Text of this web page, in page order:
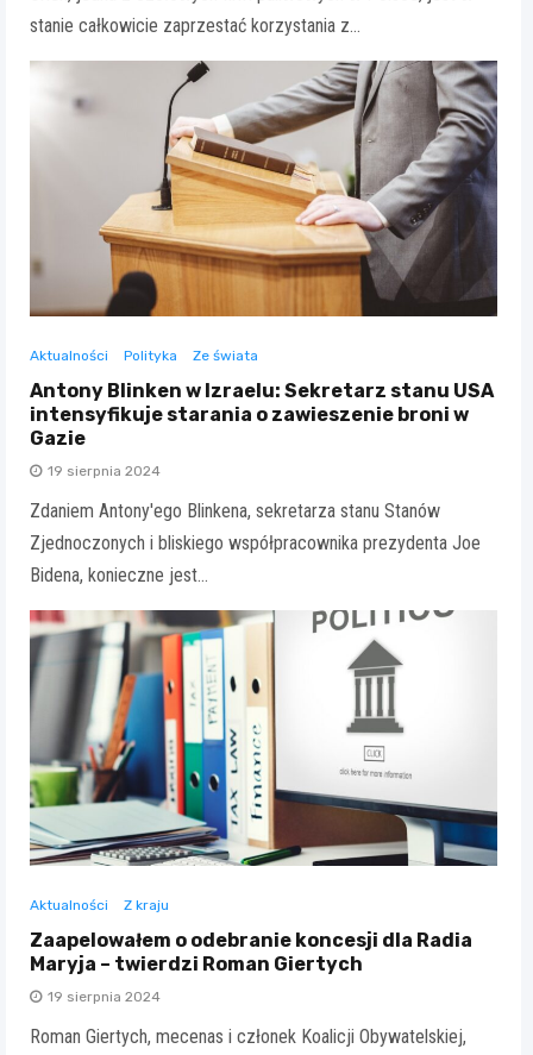
stanie całkowicie zaprzestać korzystania z…
Aktualności Polityka Ze świata
Antony Blinken w Izraelu: Sekretarz stanu USA
intensyfikuje starania o zawieszenie broni w
Gazie
19 sierpnia 2024
Zdaniem Antony'ego Blinkena, sekretarza stanu Stanów
Zjednoczonych i bliskiego współpracownika prezydenta Joe
Bidena, konieczne jest…
Aktualności Z kraju
Zaapelowałem o odebranie koncesji dla Radia
Maryja – twierdzi Roman Giertych
19 sierpnia 2024
Roman Giertych, mecenas i członek Koalicji Obywatelskiej,